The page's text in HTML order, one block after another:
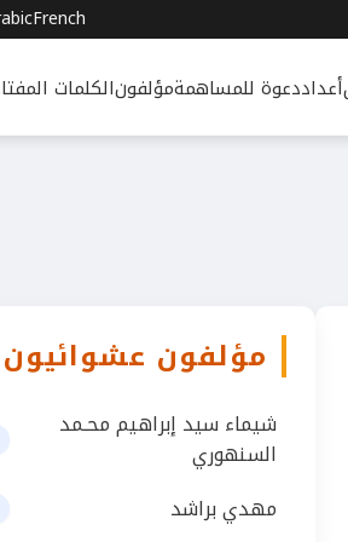
French
أعداددعوة للمساهمةمؤلفونالكلمات
مؤلفون عشوائيون
شيماء سيد إبراهيم محـمد
السنهوري
مهدي براشد